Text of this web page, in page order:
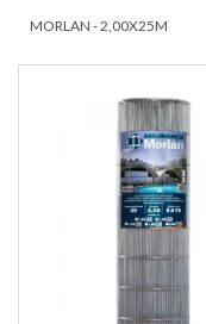
MORLAN - 2,00X25M